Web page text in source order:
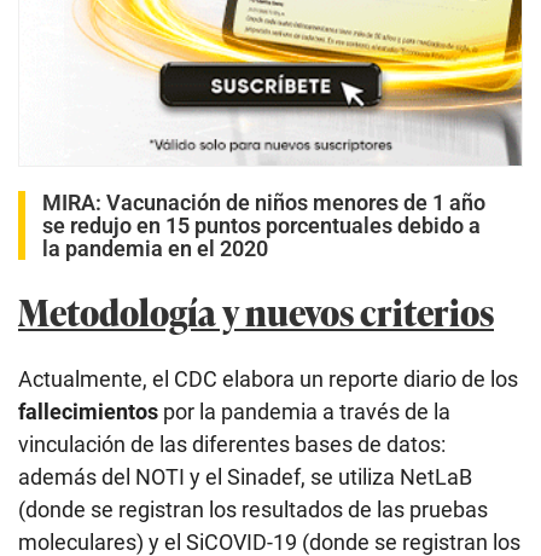
MIRA: Vacunación de niños menores de 1 año
se redujo en 15 puntos porcentuales debido a
la pandemia en el 2020
Metodología y nuevos criterios
Actualmente, el CDC elabora un reporte diario de los
fallecimientos por la pandemia a través de la
vinculación de las diferentes bases de datos:
además del NOTI y el Sinadef, se utiliza NetLaB
(donde se registran los resultados de las pruebas
moleculares) y el SiCOVID-19 (donde se registran los